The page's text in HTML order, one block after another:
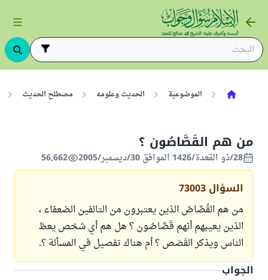
الموضوعية الحديث وعلومه مصطلح الحديث
من هم القَصَّاصُون ؟
28/ذو القعدة/1426 الموافق 30/ديسمبر/2005 56,662
السؤال 73003
من هم القُصَّاصُ الذين يعتبرون من التالفين الضعفاء ،
الذين يعيبهم أنهم قَصَّاصُون ؟ هل هم أي شخص يعظ
الناس ويذكر القَصَص ؟ أم هناك تفصيل في المسألة ؟.
الجواب